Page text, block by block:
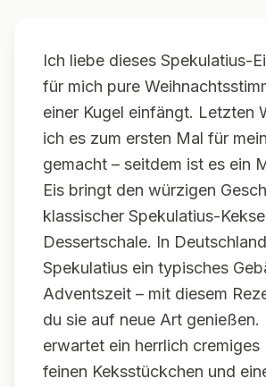
Ich liebe dieses Spekulatius-
für mich pure
einer Kugel einfängt. Letzten
ich es zum ersten Mal für
gemacht – seitdem ist es ein
Eis bringt den würzigen
klassischer Spekulatius-
Dessertschale. In
Spekulatius ein typisches
Adventszeit – mit diesem
du sie auf neue Art genießen.
erwartet ein herrlich cremiges
feinen Keksstückchen und